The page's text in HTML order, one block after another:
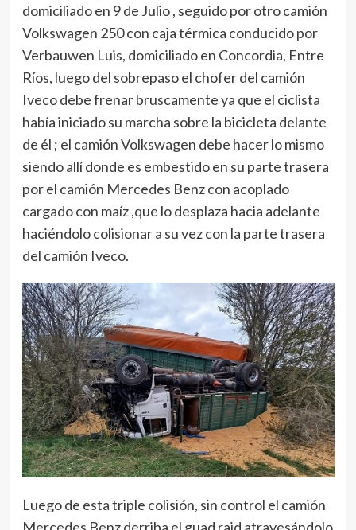
domiciliado en 9 de Julio , seguido por otro camión
Volkswagen 250 con caja térmica conducido por
Verbauwen Luis, domiciliado en Concordia, Entre
Ríos, luego del sobrepaso el chofer del camión
Iveco debe frenar bruscamente ya que el ciclista
había iniciado su marcha sobre la bicicleta delante
de él ; el camión Volkswagen debe hacer lo mismo
siendo allí donde es embestido en su parte trasera
por el camión Mercedes Benz con acoplado
cargado con maíz ,que lo desplaza hacia adelante
haciéndolo colisionar a su vez con la parte trasera
del camión Iveco.
Luego de esta triple colisión, sin control el camión